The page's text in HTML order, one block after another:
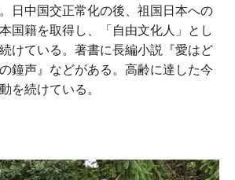
日中国交正常化の後、祖国日本への
国籍を取得し、「自由文化人」とし
けている。著書に長編小説『愛はど
鐘声』などがある。高齢に達した今
を続けている。